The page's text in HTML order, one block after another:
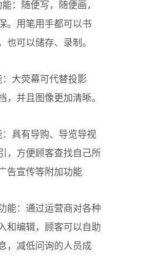
随便写，随便画，
。用笔用手都可以书
也可以储存、录制。
大荧幕可代替投影
，并且图像更加清晰。
具有导购、导览导视
，方便顾客查找自己所
告宣传等附加功能
：通过运营商对各种
和编辑，顾客可以自助
，减低问询的人员成